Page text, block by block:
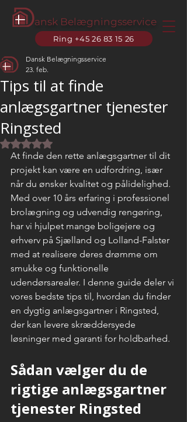
ansk Belægningsservice
Ring +45 26 83 15 26
Tips til at finde
anlægsgartner tjenester
Ringsted
Dansk Belægningsservice
23. feb.
Bedømt til NaN ud af 5 stjerner.
At finde den rette anlægsgartner til dit
projekt kan være en udfordring, især
når du ønsker kvalitet og pålidelighed.
Med over 10 års erfaring i professionel
brolægning og udvendig rengøring,
har vi hjulpet mange boligejere og
erhverv på Sjælland og Lolland-Falster
med at realisere deres drømme om
smukke og funktionelle
udendørsarealer. I denne guide deler vi
vores bedste tips til, hvordan du finder
en dygtig anlægsgartner i Ringsted,
der kan levere skræddersyede
løsninger med garanti for holdbarhed.
Sådan vælger du de
rigtige anlægsgartner
tjenester Ringsted